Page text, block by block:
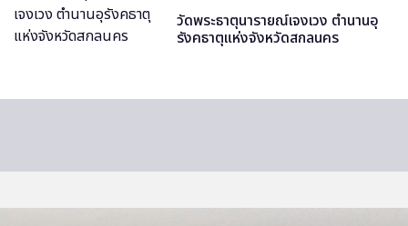
วัดพระธาตุนารายณ์เจงเวง ตำนานอุ
รังคธาตุแห่งจังหวัดสกลนคร